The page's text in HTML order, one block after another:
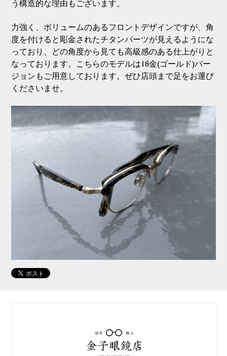
う構造的な理由もございます。
力強く、ボリュームのあるフロントデザインですが、角
度を付けると彫金されたチタンパーツが見えるようにな
っており、どの角度から見ても高級感のある仕上がりと
なっております。こちらのモデルは18金(ゴールド)バー
ジョンもご用意しております。ぜひ店頭まで足をお運び
くださいませ。